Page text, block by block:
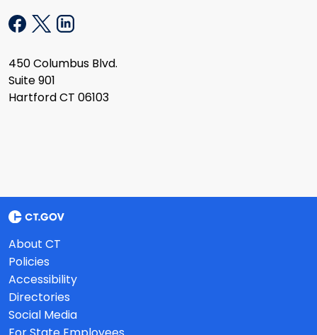
450 Columbus Blvd.
Suite 901
Hartford CT 06103
About CT
Policies
Accessibility
Directories
Social Media